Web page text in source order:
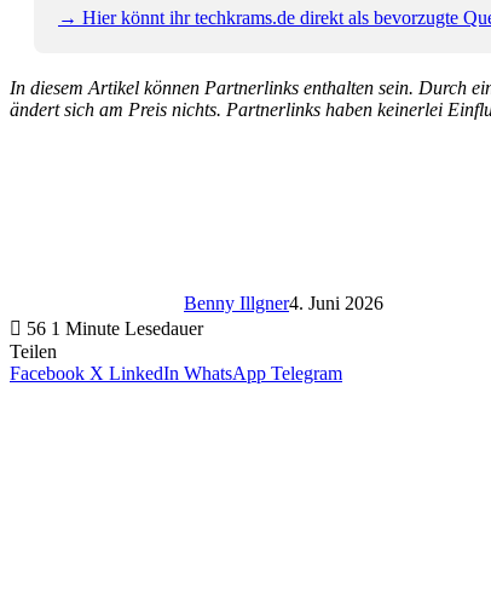
→ Hier könnt ihr techkrams.de direkt als bevorzugte
In diesem Artikel können Partnerlinks enthalten sein. Durch
ändert sich am Preis nichts. Partnerlinks haben keinerlei
Benny Illgner4. Juni 2026
56 1 Minute Lesedauer
Teilen
Facebook X LinkedIn WhatsApp Telegram